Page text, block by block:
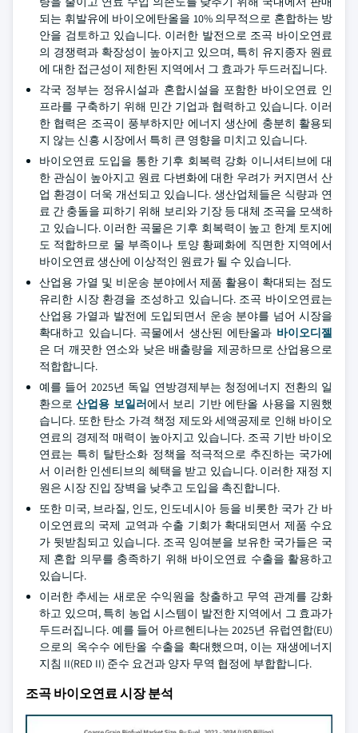
되는 휘발유에 바이오에탄올을 10% 의무적으로 혼합하는 방
안을 검토하고 있습니다. 이러한 발전으로 조곡 바이오연료
의 경쟁력과 확장성이 높아지고 있으며, 특히 유지종자 원료
에 대한 접근성이 제한된 지역에서 그 효과가 두드러집니다.
각국 정부는 정유시설과 혼합시설을 포함한 바이오연료 인
프라를 구축하기 위해 민간 기업과 협력하고 있습니다. 이러
한 협력은 조곡이 풍부하지만 에너지 생산에 충분히 활용되
지 않는 신흥 시장에서 특히 큰 영향을 미치고 있습니다.
바이오연료 도입을 통한 기후 회복력 강화 이니셔티브에 대
한 관심이 높아지고 원료 다변화에 대한 우려가 커지면서 산
업 환경이 더욱 개선되고 있습니다. 생산업체들은 식량과 연
료 간 충돌을 피하기 위해 보리와 기장 등 대체 조곡을 모색하
고 있습니다. 이러한 곡물은 기후 회복력이 높고 한계 토지에
도 적합하므로 물 부족이나 토양 황폐화에 직면한 지역에서
바이오연료 생산에 이상적인 원료가 될 수 있습니다.
산업용 가열 및 비운송 분야에서 제품 활용이 확대되는 점도
유리한 시장 환경을 조성하고 있습니다. 조곡 바이오연료는
산업용 가열과 발전에 도입되면서 운송 분야를 넘어 시장을
확대하고 있습니다. 곡물에서 생산된 에탄올과 바이오디젤
은 더 깨끗한 연소와 낮은 배출량을 제공하므로 산업용으로
적합합니다.
예를 들어 2025년 독일 연방경제부는 청정에너지 전환의 일
환으로산업용 보일러에서 보리 기반 에탄올 사용을 지원했
습니다. 또한 탄소 가격 책정 제도와 세액공제로 인해 바이오
연료의 경제적 매력이 높아지고 있습니다. 조곡 기반 바이오
연료는 특히 탈탄소화 정책을 적극적으로 추진하는 국가에
서 이러한 인센티브의 혜택을 받고 있습니다. 이러한 재정 지
원은 시장 진입 장벽을 낮추고 도입을 촉진합니다.
또한 미국, 브라질, 인도, 인도네시아 등을 비롯한 국가 간 바
이오연료의 국제 교역과 수출 기회가 확대되면서 제품 수요
가 뒷받침되고 있습니다. 조곡 잉여분을 보유한 국가들은 국
제 혼합 의무를 충족하기 위해 바이오연료 수출을 활용하고
있습니다.
이러한 추세는 새로운 수익원을 창출하고 무역 관계를 강화
하고 있으며, 특히 농업 시스템이 발전한 지역에서 그 효과가
두드러집니다. 예를 들어 아르헨티나는 2025년 유럽연합(EU)
으로의 옥수수 에탄올 수출을 확대했으며, 이는 재생에너지
지침 II(RED II) 준수 요건과 양자 무역 협정에 부합합니다.
조곡 바이오연료 시장 분석